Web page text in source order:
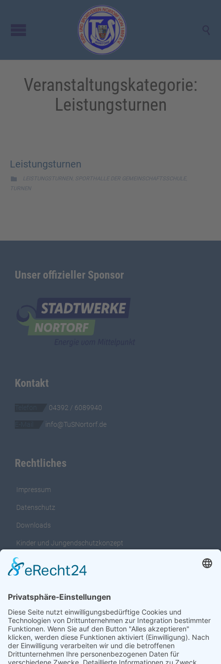
Veranstaltungskategorie:
Leistungsturnen
Leistungsturnen
 CATEGORY
LEISTUNGSTURNEN SPORTHALLE DER GEMEINSCHAFTSSCHULE,
TURNEN
Unser offizieller Sponsor
Kontakt
04392 / 6089940
info@TuSNortorf.de
Rechtliches
Impressum
Datenschutz
Downloads
Kinder und Jungendschutzkonzept
Interventionsleitfaden für das Kinder und
Jungendschutzkonzept
Adresse:
Heinkenborsteler Weg 14 zur Zeit findet ihr uns in der Industrie